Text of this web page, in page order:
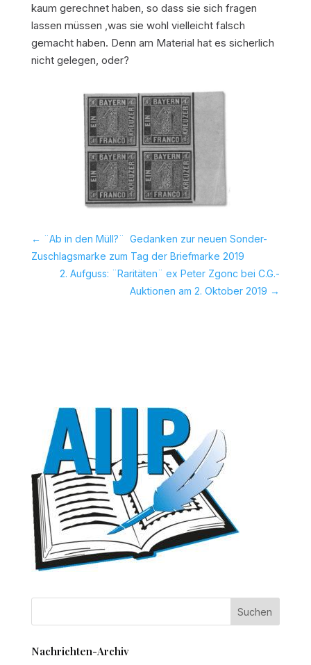
kaum gerechnet haben, so dass sie sich fragen
lassen müssen ,was sie wohl vielleicht falsch
gemacht haben. Denn am Material hat es sicherlich
nicht gelegen, oder?
← ¨Ab in den Müll?¨  Gedanken zur neuen Sonder-
Zuschlagsmarke zum Tag der Briefmarke 2019
2. Aufguss: ¨Raritäten¨ ex Peter Zgonc bei C.G.-
Auktionen am 2. Oktober 2019 →
Nachrichten-Archiv